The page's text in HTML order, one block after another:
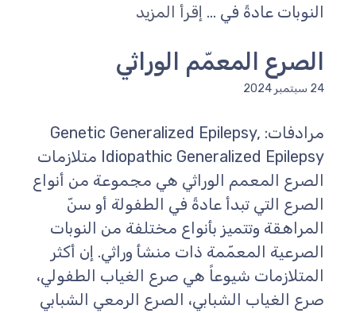
النوبات عادةً في ... إقرأ المزيد
الصرع المعمّم الوراثي
24 سبتمبر 2024
مرادفات: Genetic Generalized Epilepsy,
Idiopathic Generalized Epilepsy متلازمات
الصرع المعمم الوراثي هي مجموعة من أنواع
الصرع التي تبدأ عادةً في الطفولة أو سنّ
المراهقة وتتميز بأنواع مختلفة من النوبات
الصرعية المعمّمة ذات منشأ وراثي. إن أكثر
المتلازمات شيوعاً هي صرع الغياب الطفولي،
صرع الغياب الشبابي، الصرع الرمعي الشبابي